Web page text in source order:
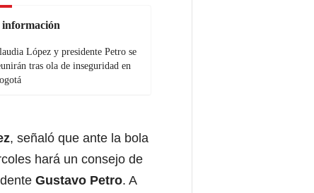
información
López y presidente Petro se
tras ola de inseguridad en
, señaló que ante la bola
hará un consejo de
Gustavo Petro. A